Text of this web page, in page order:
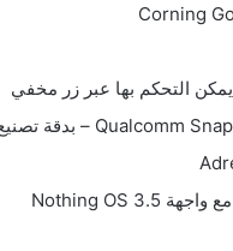
يمكن التحكم بها عبر زر مخفي